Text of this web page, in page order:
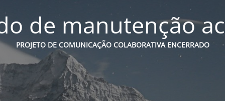
de manutenção
PROJETO DE COMUNICAÇÃO COLABORATIVA ENCERRADO